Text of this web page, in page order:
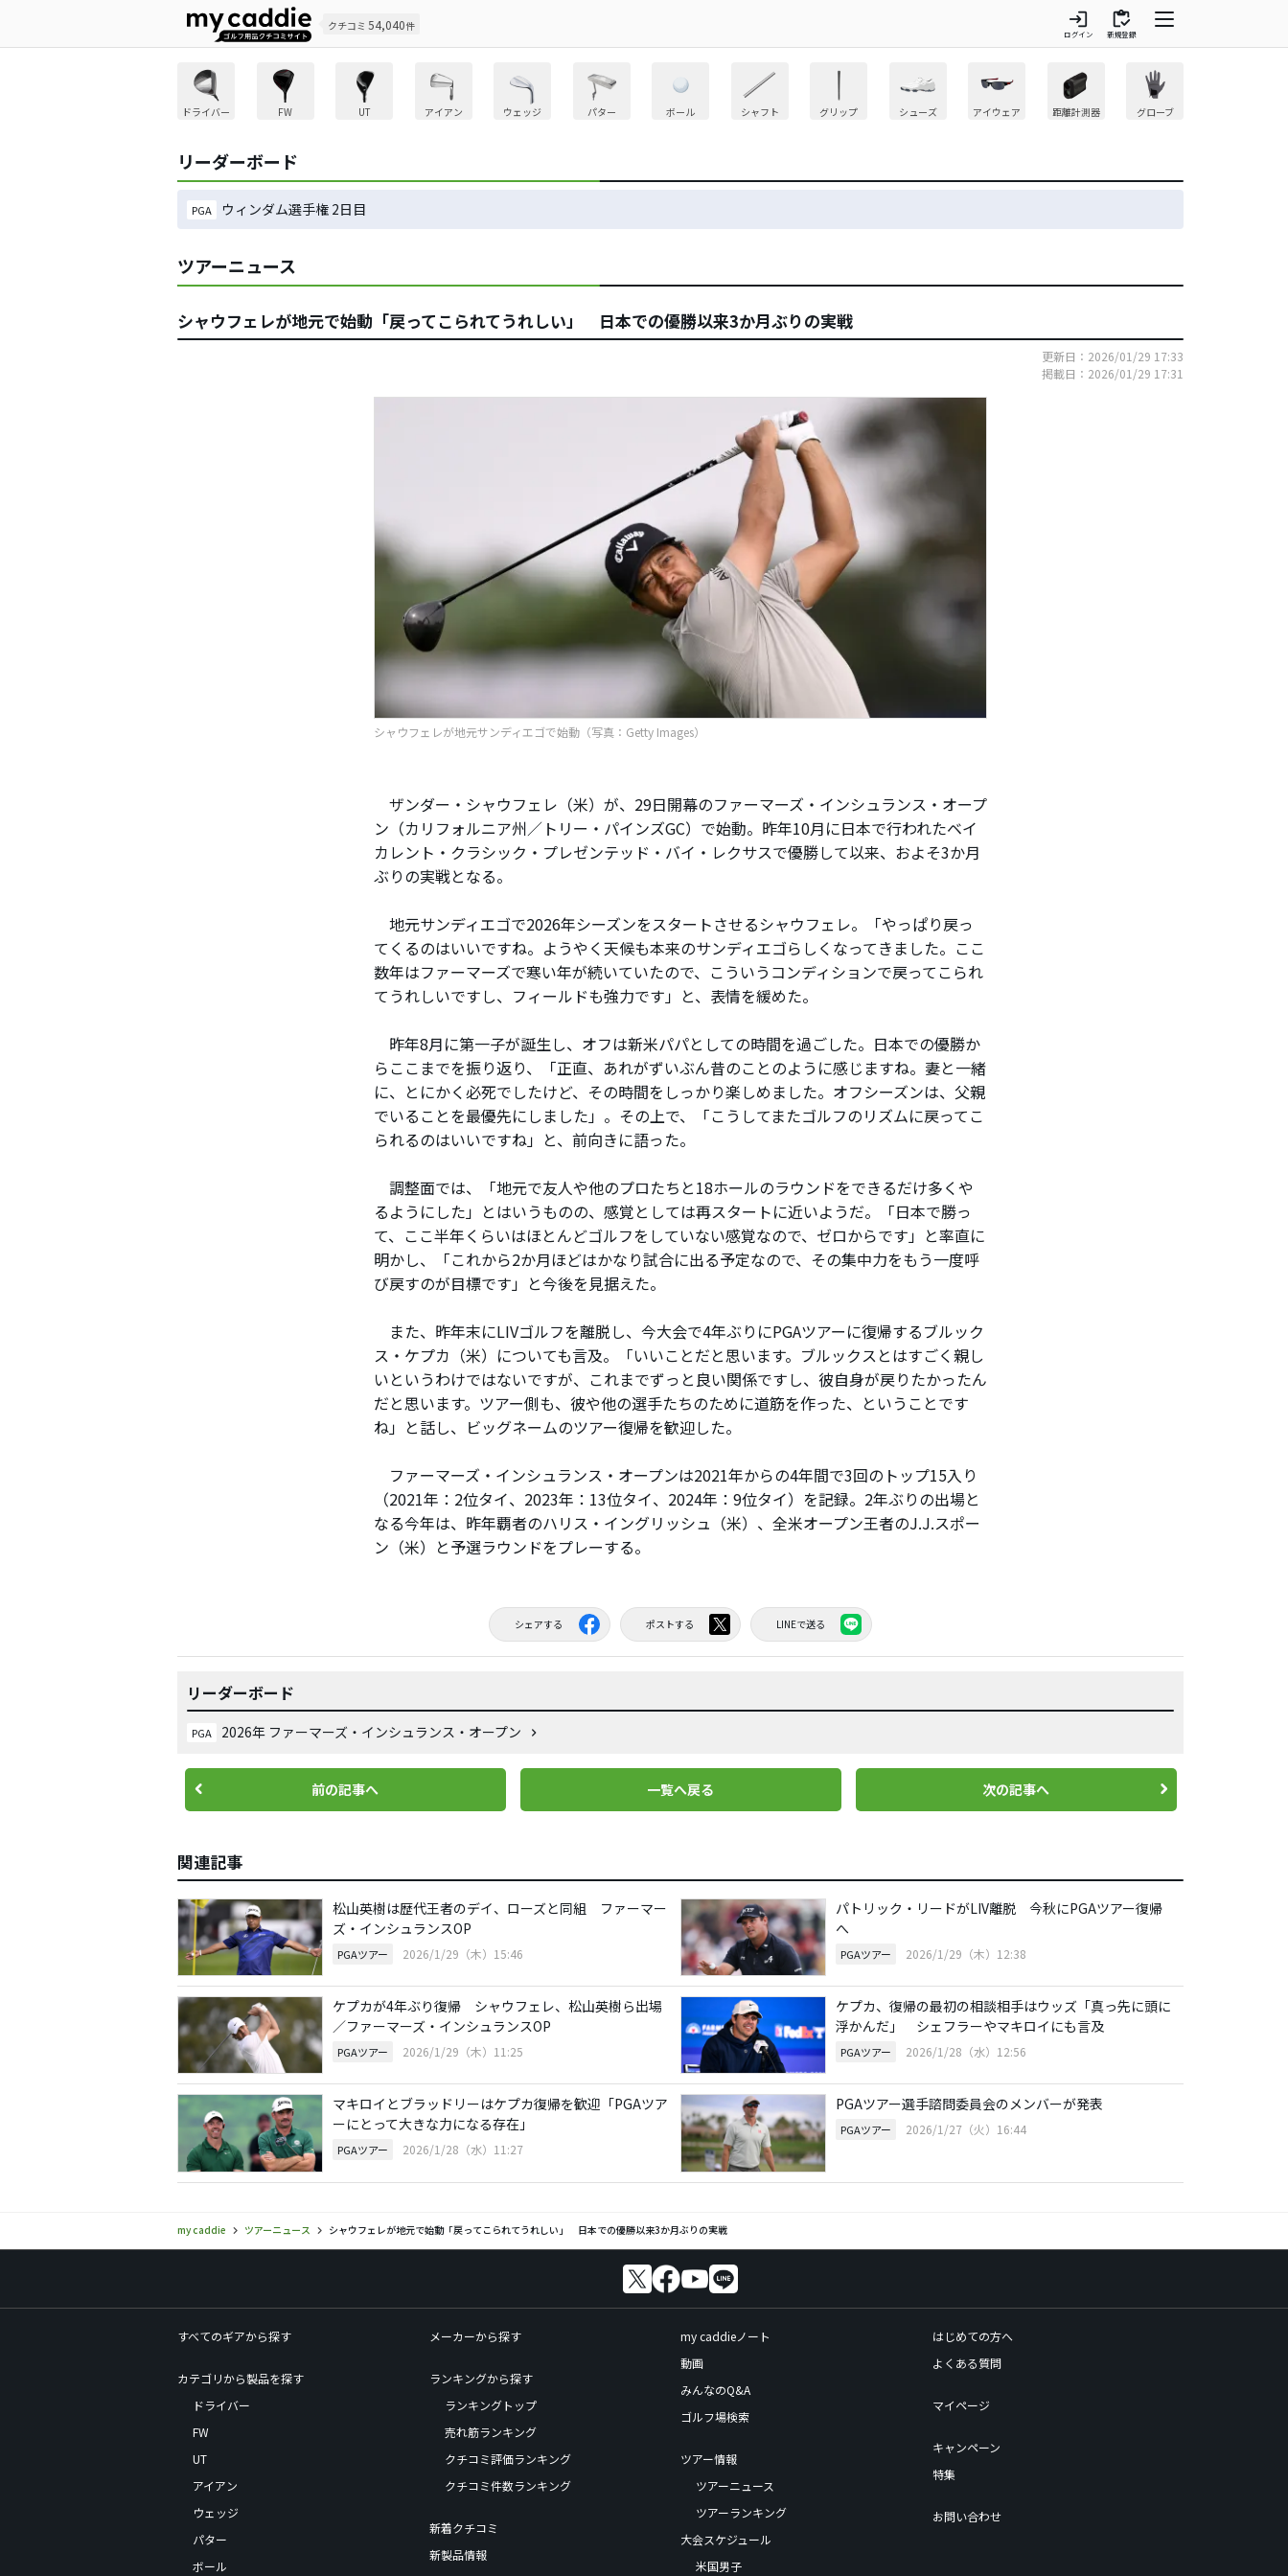
クチコミ 54,040件 login
ログイン
inventory
新規登録
ドライバー FW UT アイアン ウェッジ パター ボール シャフト グリップ シューズ アイウェア 距離計測器 グローブ
リーダーボード
PGA ウィンダム選手権 2日目
ツアーニュース
シャウフェレが地元で始動「戻ってこられてうれしい」 日本での優勝以来3か月ぶりの実戦
更新日：2026/01/29 17:33
掲載日：2026/01/29 17:31
シャウフェレが地元サンディエゴで始動（写真：Getty Images）
ザンダー・シャウフェレ（米）が、29日開幕のファーマーズ・インシュランス・オープ
ン（カリフォルニア州／トリー・パインズGC）で始動。昨年10月に日本で行われたベイ
カレント・クラシック・プレゼンテッド・バイ・レクサスで優勝して以来、およそ3か月
ぶりの実戦となる。
地元サンディエゴで2026年シーズンをスタートさせるシャウフェレ。「やっぱり戻っ
てくるのはいいですね。ようやく天候も本来のサンディエゴらしくなってきました。ここ
数年はファーマーズで寒い年が続いていたので、こういうコンディションで戻ってこられ
てうれしいですし、フィールドも強力です」と、表情を緩めた。
昨年8月に第一子が誕生し、オフは新米パパとしての時間を過ごした。日本での優勝か
らここまでを振り返り、「正直、あれがずいぶん昔のことのように感じますね。妻と一緒
に、とにかく必死でしたけど、その時間をしっかり楽しめました。オフシーズンは、父親
でいることを最優先にしました」。その上で、「こうしてまたゴルフのリズムに戻ってこ
られるのはいいですね」と、前向きに語った。
調整面では、「地元で友人や他のプロたちと18ホールのラウンドをできるだけ多くや
るようにした」とはいうものの、感覚としては再スタートに近いようだ。「日本で勝っ
て、ここ半年くらいはほとんどゴルフをしていない感覚なので、ゼロからです」と率直に
明かし、「これから2か月ほどはかなり試合に出る予定なので、その集中力をもう一度呼
び戻すのが目標です」と今後を見据えた。
また、昨年末にLIVゴルフを離脱し、今大会で4年ぶりにPGAツアーに復帰するブルック
ス・ケプカ（米）についても言及。「いいことだと思います。ブルックスとはすごく親し
いというわけではないですが、これまでずっと良い関係ですし、彼自身が戻りたかったん
だと思います。ツアー側も、彼や他の選手たちのために道筋を作った、ということです
ね」と話し、ビッグネームのツアー復帰を歓迎した。
ファーマーズ・インシュランス・オープンは2021年からの4年間で3回のトップ15入り
（2021年：2位タイ、2023年：13位タイ、2024年：9位タイ）を記録。2年ぶりの出場と
なる今年は、昨年覇者のハリス・イングリッシュ（米）、全米オープン王者のJ.J.スポー
ン（米）と予選ラウンドをプレーする。
シェアする ポストする LINEで送る
リーダーボード
PGA 2026年 ファーマーズ・インシュランス・オープン
前の記事へ 一覧へ戻る 次の記事へ
関連記事
松山英樹は歴代王者のデイ、ローズと同組 ファーマー
ズ・インシュランスOP
PGAツアー 2026/1/29（木）15:46
パトリック・リードがLIV離脱 今秋にPGAツアー復帰
へ
PGAツアー 2026/1/29（木）12:38
ケプカが4年ぶり復帰 シャウフェレ、松山英樹ら出場
／ファーマーズ・インシュランスOP
PGAツアー 2026/1/29（木）11:25
ケプカ、復帰の最初の相談相手はウッズ「真っ先に頭に
浮かんだ」 シェフラーやマキロイにも言及
PGAツアー 2026/1/28（水）12:56
マキロイとブラッドリーはケプカ復帰を歓迎「PGAツア
ーにとって大きな力になる存在」
PGAツアー 2026/1/28（水）11:27
PGAツアー選手諮問委員会のメンバーが発表
PGAツアー 2026/1/27（火）16:44
my caddie ツアーニュース シャウフェレが地元で始動「戻ってこられてうれしい」 日本での優勝以来3か月ぶりの実戦
すべてのギアから探す
カテゴリから製品を探す
ドライバー
FW
UT
アイアン
ウェッジ
パター
ボール
メーカーから探す
ランキングから探す
ランキングトップ
売れ筋ランキング
クチコミ評価ランキング
クチコミ件数ランキング
新着クチコミ
新製品情報
my caddieノート
動画
みんなのQ&A
ゴルフ場検索
ツアー情報
ツアーニュース
ツアーランキング
大会スケジュール
米国男子
はじめての方へ
よくある質問
マイページ
キャンペーン
特集
お問い合わせ